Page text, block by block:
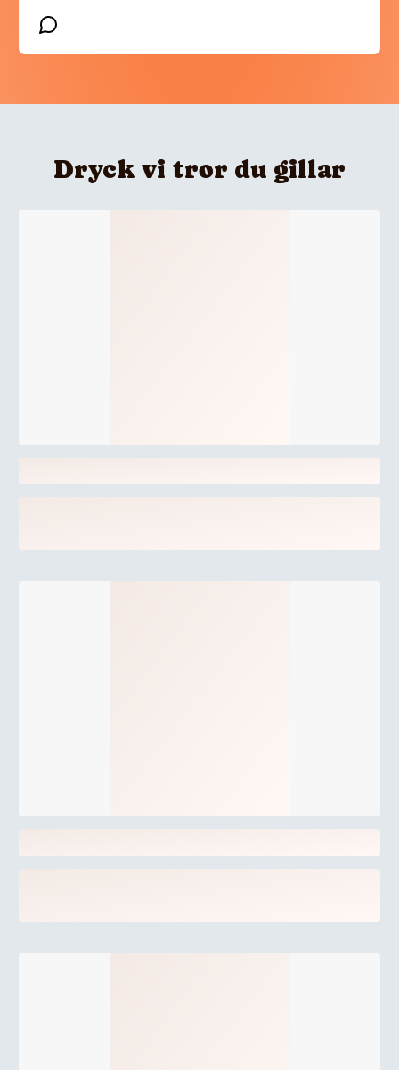
Dryck vi tror du gillar